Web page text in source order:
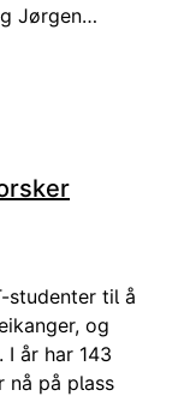
Jørgen
studenter til å
og
år har 143
nå på plass